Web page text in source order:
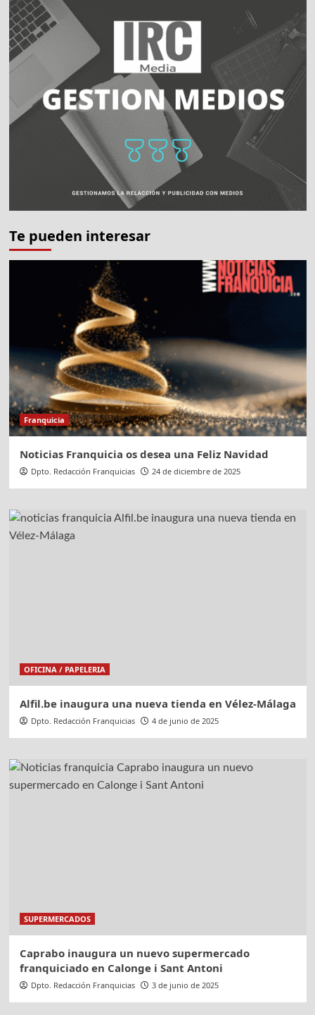
Te pueden interesar
Franquicia
Noticias Franquicia os desea una Feliz Navidad
Dpto. Redacción Franquicias 24 de diciembre de 2025
OFICINA / PAPELERIA
Alfil.be inaugura una nueva tienda en Vélez-Málaga
Dpto. Redacción Franquicias 4 de junio de 2025
SUPERMERCADOS
Caprabo inaugura un nuevo supermercado
franquiciado en Calonge i Sant Antoni
Dpto. Redacción Franquicias 3 de junio de 2025